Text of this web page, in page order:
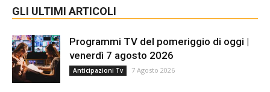
GLI ULTIMI ARTICOLI
Programmi TV del pomeriggio di oggi |
venerdì 7 agosto 2026
Anticipazioni Tv 7 Agosto 2026